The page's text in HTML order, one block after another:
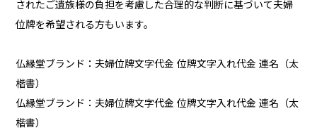
されたご遺族様の負担を考慮した合理的な判断に基づいて夫婦
位牌を希望される方もいます。
仏縁堂ブランド：夫婦位牌文字代金 位牌文字入れ代金 連名（太
楷書）
仏縁堂ブランド：夫婦位牌文字代金 位牌文字入れ代金 連名（太
楷書）